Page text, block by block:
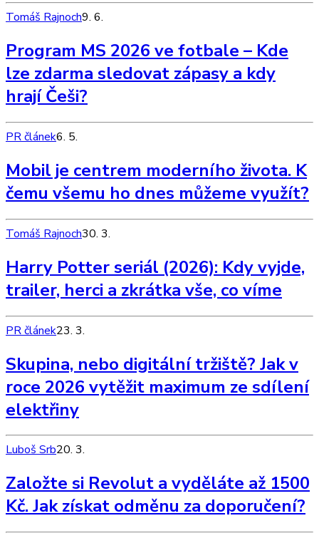
Tomáš Rajnoch9. 6.
Program MS 2026 ve fotbale – Kde
lze zdarma sledovat zápasy a kdy
hrají Češi?
PR článek6. 5.
Mobil je centrem moderního života. K
čemu všemu ho dnes můžeme využít?
Tomáš Rajnoch30. 3.
Harry Potter seriál (2026): Kdy vyjde,
trailer, herci a zkrátka vše, co víme
PR článek23. 3.
Skupina, nebo digitální tržiště? Jak v
roce 2026 vytěžit maximum ze sdílení
elektřiny
Luboš Srb20. 3.
Založte si Revolut a vyděláte až 1500
Kč. Jak získat odměnu za doporučení?